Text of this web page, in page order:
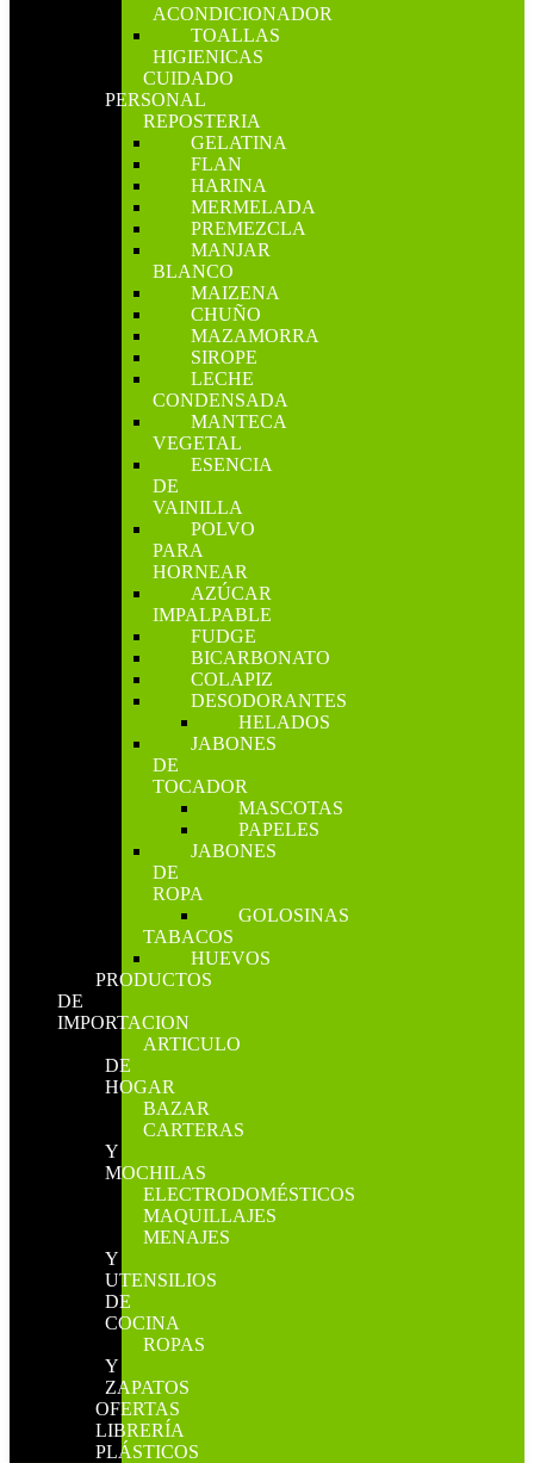
ACONDICIONADOR
TOALLAS
HIGIENICAS
CUIDADO
PERSONAL
REPOSTERIA
GELATINA
FLAN
HARINA
MERMELADA
PREMEZCLA
MANJAR
BLANCO
MAIZENA
CHUÑO
MAZAMORRA
SIROPE
LECHE
CONDENSADA
MANTECA
VEGETAL
ESENCIA
DE
VAINILLA
POLVO
PARA
HORNEAR
AZÚCAR
IMPALPABLE
FUDGE
BICARBONATO
COLAPIZ
DESODORANTES
HELADOS
JABONES
DE
TOCADOR
MASCOTAS
PAPELES
JABONES
DE
ROPA
GOLOSINAS
TABACOS
HUEVOS
PRODUCTOS
DE
IMPORTACION
ARTICULO
DE
HOGAR
BAZAR
CARTERAS
Y
MOCHILAS
ELECTRODOMÉSTICOS
MAQUILLAJES
MENAJES
Y
UTENSILIOS
DE
COCINA
ROPAS
Y
ZAPATOS
OFERTAS
LIBRERÍA
PLÁSTICOS